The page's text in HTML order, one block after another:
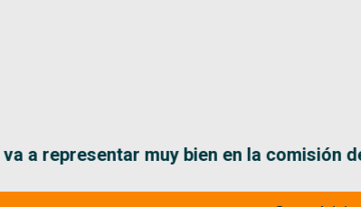
muy bien en la comisión de